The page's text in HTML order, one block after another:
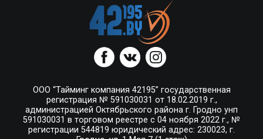
ООО “Тайминг компания 42195” государственная
регистрация № 591030031 от 18.02.2019 г.,
администрацией Октябрьского района г. Гродно унп
591030031 в торговом реестре с 04 ноября 2022 г., №
регистрации 544819 юридический адрес: 230023, г.